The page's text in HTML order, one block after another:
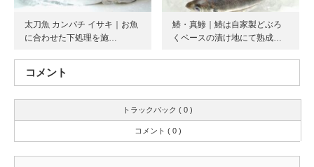
太刀魚 カンパチ イサキ｜お魚
に合わせた下処理を施…
鰆・真鯵｜鰆は自家製どぶろ
くベースの漬け地にて熟成…
コメント
トラックバック ( 0 )
コメント ( 0 )